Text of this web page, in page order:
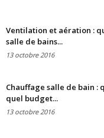
Ventilation et aération :
salle de bains...
13 octobre 2016
Chauffage salle de bain :
quel budget...
13 octobre 2016